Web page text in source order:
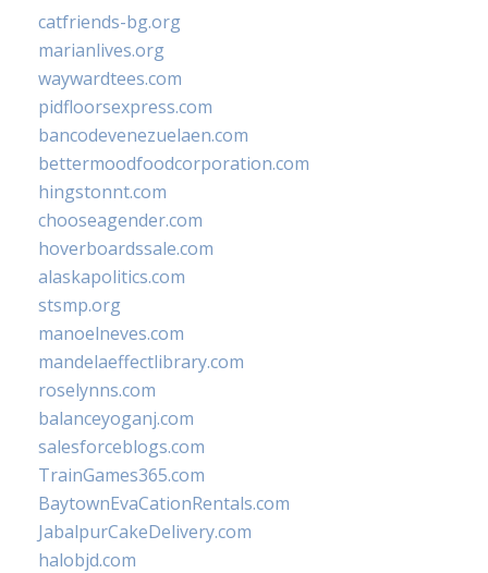
catfriends-bg.org
marianlives.org
waywardtees.com
pidfloorsexpress.com
bancodevenezuelaen.com
bettermoodfoodcorporation.com
hingstonnt.com
chooseagender.com
hoverboardssale.com
alaskapolitics.com
stsmp.org
manoelneves.com
mandelaeffectlibrary.com
roselynns.com
balanceyoganj.com
salesforceblogs.com
TrainGames365.com
BaytownEvaCationRentals.com
JabalpurCakeDelivery.com
halobjd.com